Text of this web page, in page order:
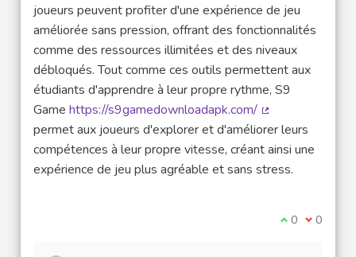
joueurs peuvent profiter d'une expérience de jeu
améliorée sans pression, offrant des fonctionnalités
comme des ressources illimitées et des niveaux
débloqués. Tout comme ces outils permettent aux
étudiants d'apprendre à leur propre rythme, S9
Game https://s9gamedownloadapk.com/
(Lien externe)
permet aux joueurs d'explorer et d'améliorer leurs
compétences à leur propre vitesse, créant ainsi une
expérience de jeu plus agréable et sans stress.
Je suis
0 Je ne
0